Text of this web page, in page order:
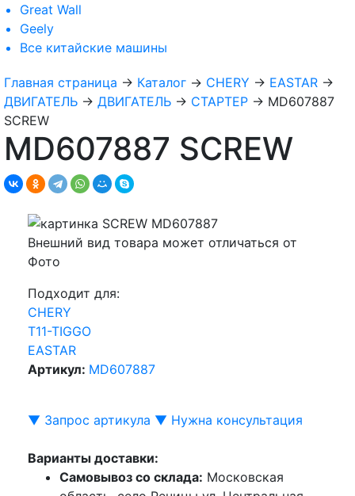
Great Wall
Geely
Все китайские машины
Главная страница → Каталог → CHERY → EASTAR →
ДВИГАТЕЛЬ → ДВИГАТЕЛЬ → СТАРТЕР → MD607887
SCREW
MD607887 SCREW
Внешний вид товара может отличаться от
Фото
Подходит для:
CHERY
T11-TIGGO
EASTAR
Артикул: MD607887
▼ Запрос артикула ▼ Нужна консультация
Варианты доставки:
Самовывоз со склада: Московская